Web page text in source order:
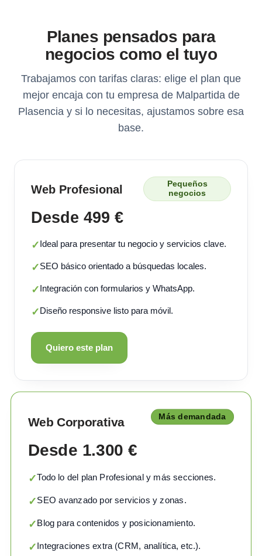
Planes pensados para
negocios como el tuyo
Trabajamos con tarifas claras: elige el plan que
mejor encaja con tu empresa de Malpartida de
Plasencia y si lo necesitas, ajustamos sobre esa
base.
Web Profesional
Pequeños
negocios
Desde 499 €
✓Ideal para presentar tu negocio y servicios clave.
✓SEO básico orientado a búsquedas locales.
✓Integración con formularios y WhatsApp.
✓Diseño responsive listo para móvil.
Quiero este plan
Web Corporativa Más demandada
Desde 1.300 €
✓Todo lo del plan Profesional y más secciones.
✓SEO avanzado por servicios y zonas.
✓Blog para contenidos y posicionamiento.
✓Integraciones extra (CRM, analítica, etc.).